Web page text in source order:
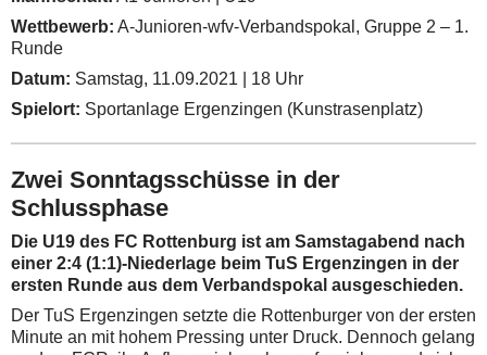
Wettbewerb: A-Junioren-wfv-Verbandspokal, Gruppe 2 – 1.
Runde
Datum: Samstag, 11.09.2021 | 18 Uhr
Spielort: Sportanlage Ergenzingen (Kunstrasenplatz)
Zwei Sonntagsschüsse in der
Schlussphase
Die U19 des FC Rottenburg ist am Samstagabend nach
einer 2:4 (1:1)-Niederlage beim TuS Ergenzingen in der
ersten Runde aus dem Verbandspokal ausgeschieden.
Der TuS Ergenzingen setzte die Rottenburger von der ersten
Minute an mit hohem Pressing unter Druck. Dennoch gelang